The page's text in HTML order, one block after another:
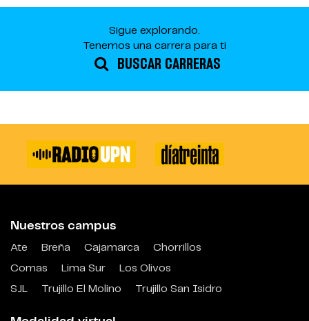
Sigue explorando.
Tenemos una carrera para ti
BUSCAR CARRERAS
Nuestros campus
Ate Breña Cajamarca
Chorrillos
Comas
Lima Sur
Los Olivos
SJL
Trujillo El Molino Trujillo San Isidro